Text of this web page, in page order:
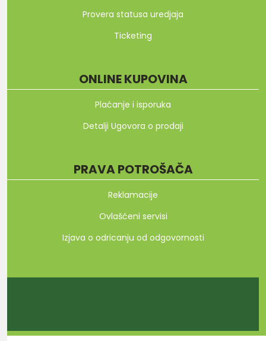
Provera statusa uredjaja
Ticketing
ONLINE KUPOVINA
Plaćanje i isporuka
Detalji Ugovora o prodaji
PRAVA POTROŠAČA
Reklamacije
Ovlašćeni servisi
Izjava o odricanju od odgovornosti